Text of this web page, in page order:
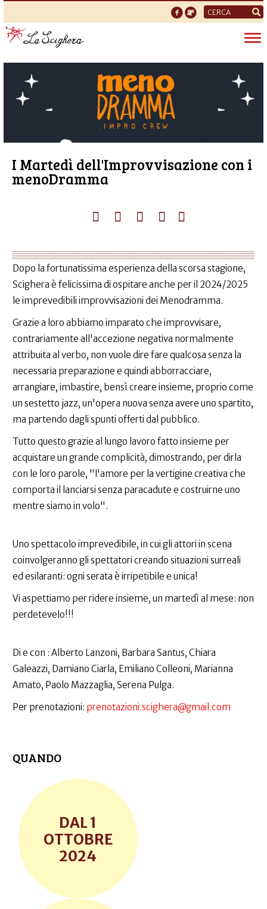
Form
di
ricerca
I Martedì dell'Improvvisazione con i
menoDramma
Dopo la fortunatissima esperienza della scorsa stagione,
Scighera è felicissima di ospitare anche per il 2024/2025
le imprevedibili improvvisazioni dei Menodramma.
Grazie a loro abbiamo imparato che improvvisare,
contrariamente all'accezione negativa normalmente
attribuita al verbo, non vuole dire fare qualcosa senza la
necessaria preparazione e quindi abborracciare,
arrangiare, imbastire, bensì creare insieme, proprio come
un sestetto jazz, un'opera nuova senza avere uno spartito,
ma partendo dagli spunti offerti dal pubblico.
Tutto questo grazie al lungo lavoro fatto insieme per
acquistare un grande complicità, dimostrando, per dirla
con le loro parole, "l'amore per la vertigine creativa che
comporta il lanciarsi senza paracadute e costruirne uno
mentre siamo in volo".
Uno spettacolo imprevedibile, in cui gli attori in scena
coinvolgeranno gli spettatori creando situazioni surreali
ed esilaranti: ogni serata è irripetibile e unica!
Vi aspettiamo per ridere insieme, un martedì al mese: non
perdetevelo!!!
Di e con : Alberto Lanzoni, Barbara Santus, Chiara
Galeazzi, Damiano Ciarla, Emiliano Colleoni, Marianna
Amato, Paolo Mazzaglia, Serena Pulga.
Per prenotazioni: prenotazioni.scighera@gmail.com
QUANDO
1
OTTOBRE
2024